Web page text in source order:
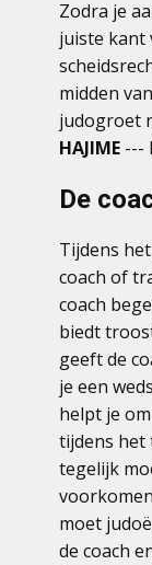
Zodra je
juiste kant
midden
judogroet
HAJIME ---
De
Tijdens
coach of
coach
biedt
geeft de
je een
helpt je
tijdens het
tegelijk
moet
de coach